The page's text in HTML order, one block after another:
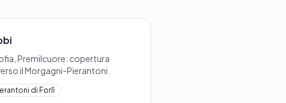
Premilcuore: copertura
il Morgagni-Pierantoni.
di Forlì